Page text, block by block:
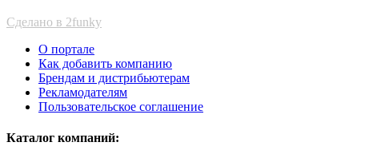
Сделано в 2funky
О портале
Как добавить компанию
Брендам и дистрибьютерам
Рекламодателям
Пользовательское соглашение
Каталог компаний: